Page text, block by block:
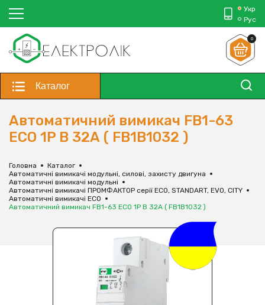
Укр
Рус
0
Каталог
Автоматичний вимикач FB1-63
ECO 1P B 32А ( FB1B1032 )
Головна
Каталог
Автоматичні вимикачі модульні, силові, захисту двигуна
Автоматичні вимикачі модульні
Автоматичні вимикачі ПРОМФАКТОР серії ECO, STANDART, EVO, CITY
Автоматичні вимикачі ECO
Автоматичний вимикач FB1-63 ECO 1P B 32А ( FB1B1032 )